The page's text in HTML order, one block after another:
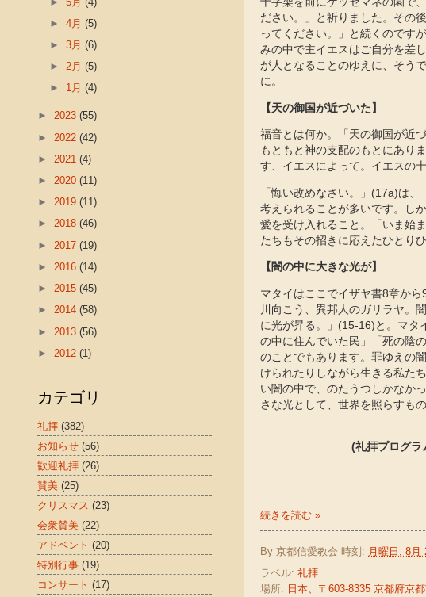
ださい。」と祈りました。その
ってください。」と続くのです
みの中で主イエスはご自分を差
が人となることのゆえに、そう
に。
【天の御国が近づいた】
福音とは何か。「天の御国が近
もともと神の支配のもとにあり
す、イエスによって。イエスの
「悔い改めなさい。」(17a)は
考えられることが多いです。し
愛を受け入れること。「いま始
たちもその招きに応えたひとりひ
【闇の中に大きな光が】
マタイはここでイザヤ書8章か
川向こう、異邦人のガリラヤ。
に光が昇る。」(15-16)と。マタ
の中に住んでいた民」「死の陰
のことでもあります。罪ゆえの
けられたりしながら生きる私た
い闇の中で、のたうつしかなか
さな光として、世界を照らすも
(礼拝プログラ
続きを読む »
By 京都信愛教会 時刻: 月曜日, 8月
ラベル: 礼拝
場所: 日本、〒603-8335 京都府京
►4月(5)
►3月(6)
►2月(5)
► 1月(4)
► 2023 (55)
► 2022 (42)
► 2021 (4)
► 2020 (11)
► 2019 (11)
► 2018 (46)
► 2017 (19)
► 2016 (14)
► 2015 (45)
► 2014 (58)
► 2013 (56)
► 2012 (1)
カテゴリ
礼拝 (382)
お知らせ (56)
歓迎礼拝 (26)
賛美 (25)
クリスマス (23)
会衆賛美 (22)
アドベント (20)
特別行事 (19)
コンサート (17)